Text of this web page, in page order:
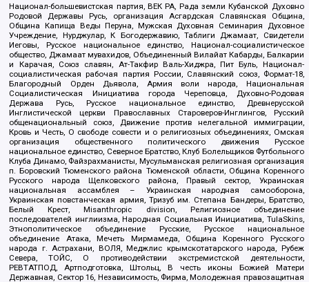
Национал-большевистская партия, ВЕК РА, Рада земли Кубанской Духовно
Родовой Державы Русь, организация Асгардская Славянская Община,
Община Капища Веды Перуна, Мужская Духовная Семинария Духовное
Учреждение, Нурджулар, К Богодержавию, Таблиги Джамаат, Свидетели
Иеговы, Русское национальное единство, Национал-социалистическое
общество, Джамаат мувахидов, Объединенный Вилайат Кабарды, Балкарии
и Карачая, Союз славян, Ат-Такфир Валь-Хиджра, Пит Буль, Национал-
социалистическая рабочая партия России, Славянский союз, Формат-18,
Благородный Орден Дьявола, Армия воли народа, Национальная
Социалистическая Инициатива города Череповца, Духовно-Родовая
Держава Русь, Русское национальное единство, Древнерусской
Инглистической церкви Православных Староверов-Инглингов, Русский
общенациональный союз, Движение против нелегальной иммиграции,
Кровь и Честь, О свободе совести и о религиозных объединениях, Омская
организация общественного политического движения Русское
национальное единство, Северное Братство, Клуб Болельщиков Футбольного
Клуба Динамо, Файзрахманисты, Мусульманская религиозная организация
п. Боровский Тюменского района Тюменской области, Община Коренного
Русского народа Щелковского района, Правый сектор, Украинская
национальная ассамблея – Украинская народная самооборона,
Украинская повстанческая армия, Тризуб им. Степана Бандеры, Братство,
Белый Крест, Misanthropic division, Религиозное объединение
последователей инглиизма, Народная Социальная Инициатива, TulaSkins,
Этнополитическое объединение Русские, Русское национальное
объединение Атака, Мечеть Мирмамеда, Община Коренного Русского
народа г. Астрахани, ВОЛЯ, Меджлис крымскотатарского народа, Рубеж
Севера, ТОЙС, О противодействии экстремистской деятельности,
РЕВТАТПОД, Артподготовка, Штольц, В честь иконы Божией Матери
Державная, Сектор 16, Независимость, Фирма, Молодежная правозащитная